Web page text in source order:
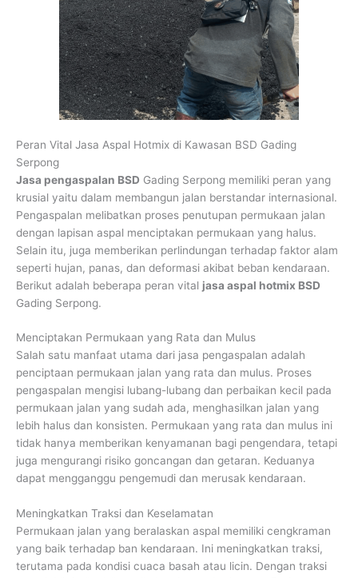
Peran Vital Jasa Aspal Hotmix di Kawasan BSD Gading
Serpong
Jasa pengaspalan BSD Gading Serpong memiliki peran yang
krusial yaitu dalam membangun jalan berstandar internasional.
Pengaspalan melibatkan proses penutupan permukaan jalan
dengan lapisan aspal menciptakan permukaan yang halus.
Selain itu, juga memberikan perlindungan terhadap faktor alam
seperti hujan, panas, dan deformasi akibat beban kendaraan.
Berikut adalah beberapa peran vital jasa aspal hotmix BSD
Gading Serpong.
Menciptakan Permukaan yang Rata dan Mulus
Salah satu manfaat utama dari jasa pengaspalan adalah
penciptaan permukaan jalan yang rata dan mulus. Proses
pengaspalan mengisi lubang-lubang dan perbaikan kecil pada
permukaan jalan yang sudah ada, menghasilkan jalan yang
lebih halus dan konsisten. Permukaan yang rata dan mulus ini
tidak hanya memberikan kenyamanan bagi pengendara, tetapi
juga mengurangi risiko goncangan dan getaran. Keduanya
dapat mengganggu pengemudi dan merusak kendaraan.
Meningkatkan Traksi dan Keselamatan
Permukaan jalan yang beralaskan aspal memiliki cengkraman
yang baik terhadap ban kendaraan. Ini meningkatkan traksi,
terutama pada kondisi cuaca basah atau licin. Dengan traksi